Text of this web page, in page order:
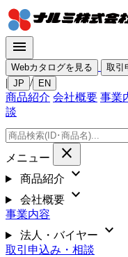
menu
Webカタログを見る 取引
| JP / EN
商品紹介 会社概要 事業
談
メニュー close
商品紹介 expand_more
会社概要 expand_more
事業内容
法人・バイヤー
expand_more
取引申込み・相談